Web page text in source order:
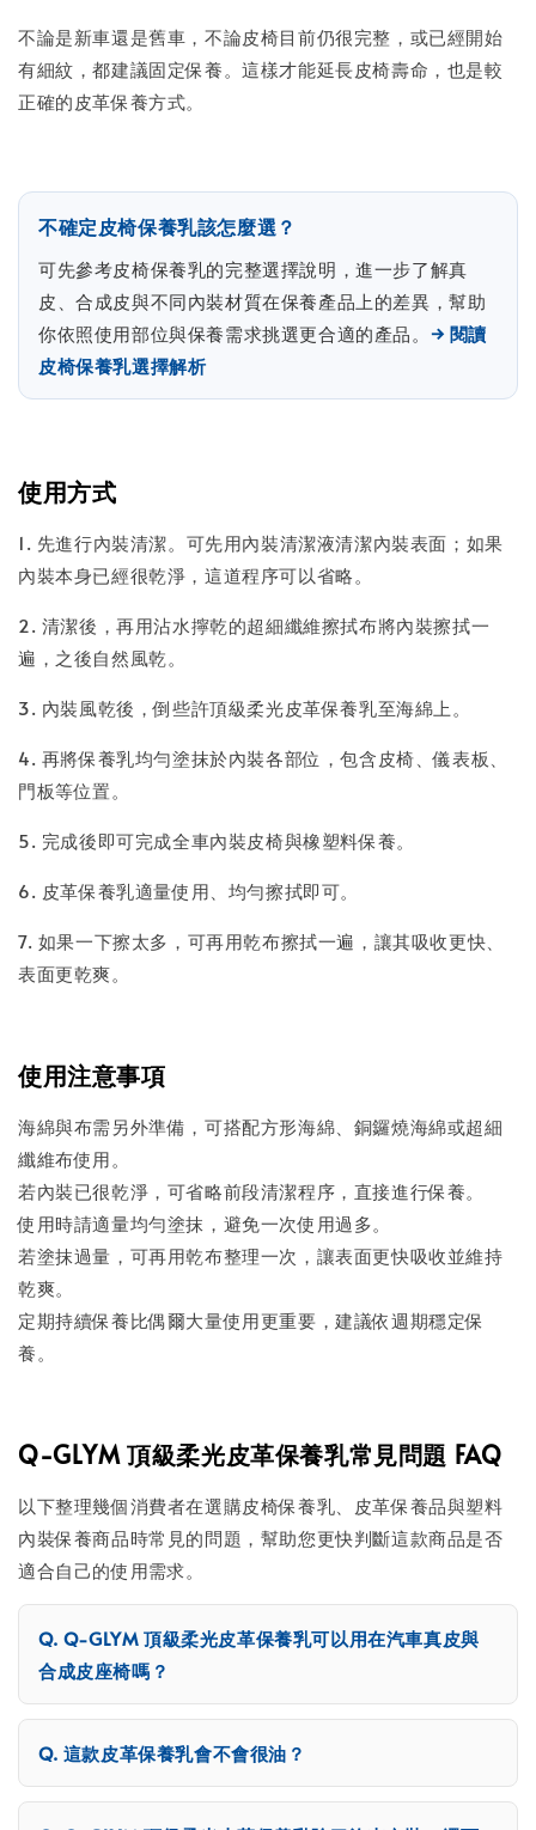
不論是新車還是舊車，不論皮椅目前仍很完整，或已經開始
有細紋，都建議固定保養。這樣才能延長皮椅壽命，也是較
正確的皮革保養方式。
不確定皮椅保養乳該怎麼選？
可先參考皮椅保養乳的完整選擇說明，進一步了解真
皮、合成皮與不同內裝材質在保養產品上的差異，幫助
你依照使用部位與保養需求挑選更合適的產品。 → 閱讀
皮椅保養乳選擇解析
使用方式
1. 先進行內裝清潔。可先用內裝清潔液清潔內裝表面；如果
內裝本身已經很乾淨，這道程序可以省略。
2. 清潔後，再用沾水擰乾的超細纖維擦拭布將內裝擦拭一
遍，之後自然風乾。
3. 內裝風乾後，倒些許頂級柔光皮革保養乳至海綿上。
4. 再將保養乳均勻塗抹於內裝各部位，包含皮椅、儀表板、
門板等位置。
5. 完成後即可完成全車內裝皮椅與橡塑料保養。
6. 皮革保養乳適量使用、均勻擦拭即可。
7. 如果一下擦太多，可再用乾布擦拭一遍，讓其吸收更快、
表面更乾爽。
使用注意事項
海綿與布需另外準備，可搭配方形海綿、銅鑼燒海綿或超細
纖維布使用。
若內裝已很乾淨，可省略前段清潔程序，直接進行保養。
使用時請適量均勻塗抹，避免一次使用過多。
若塗抹過量，可再用乾布整理一次，讓表面更快吸收並維持
乾爽。
定期持續保養比偶爾大量使用更重要，建議依週期穩定保
養。
Q-GLYM 頂級柔光皮革保養乳常見問題 FAQ
以下整理幾個消費者在選購皮椅保養乳、皮革保養品與塑料
內裝保養商品時常見的問題，幫助您更快判斷這款商品是否
適合自己的使用需求。
Q-GLYM 頂級柔光皮革保養乳可以用在汽車真皮與
合成皮座椅嗎？
這款皮革保養乳會不會很油？